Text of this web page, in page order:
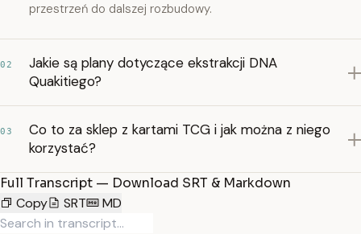
przestrzeń do dalszej rozbudowy.
02
Jakie są plany dotyczące ekstrakcji DNA
Quakitiego?
03
Co to za sklep z kartami TCG i jak można z niego
korzystać?
Full Transcript — Download SRT & Markdown
Copy
SRT MD